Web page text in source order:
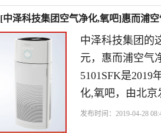
[中泽科技集团空气净化,氧吧]惠而浦
中泽科技集团的
元，惠而浦空气
5101SFK是
化,氧吧，由北京
发布时间：2019-04-28